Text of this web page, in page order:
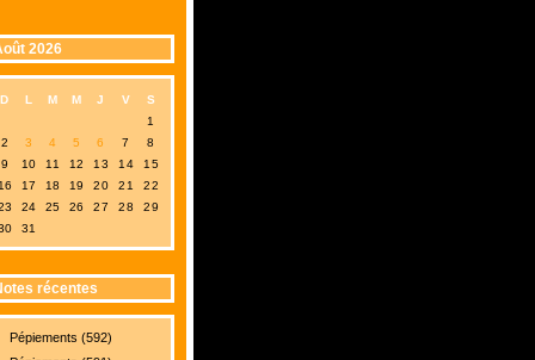
2026
D L M M J V
S
1
2
3 4 5 6 7
8
9
10 11 12 13 14
15
16
17 18 19 20 21
22
24 25 26 27 28
29
31
récentes
Pépiements (592)